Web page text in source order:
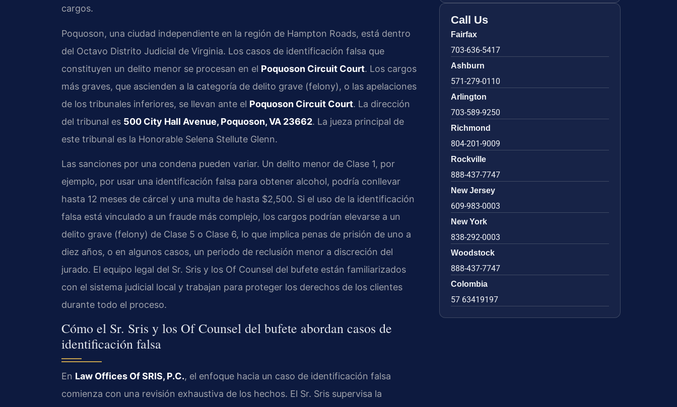
cargos.
Poquoson, una ciudad independiente en la región de Hampton Roads, está dentro
del Octavo Distrito Judicial de Virginia. Los casos de identificación falsa que
constituyen un delito menor se procesan en el Poquoson Circuit Court. Los cargos
más graves, que ascienden a la categoría de delito grave (felony), o las apelaciones
de los tribunales inferiores, se llevan ante el Poquoson Circuit Court. La dirección
del tribunal es 500 City Hall Avenue, Poquoson, VA 23662. La jueza principal de
este tribunal es la Honorable Selena Stellute Glenn.
Las sanciones por una condena pueden variar. Un delito menor de Clase 1, por
ejemplo, por usar una identificación falsa para obtener alcohol, podría conllevar
hasta 12 meses de cárcel y una multa de hasta $2,500. Si el uso de la identificación
falsa está vinculado a un fraude más complejo, los cargos podrían elevarse a un
delito grave (felony) de Clase 5 o Clase 6, lo que implica penas de prisión de uno a
diez años, o en algunos casos, un periodo de reclusión menor a discreción del
jurado. El equipo legal del Sr. Sris y los Of Counsel del bufete están familiarizados
con el sistema judicial local y trabajan para proteger los derechos de los clientes
durante todo el proceso.
Cómo el Sr. Sris y los Of Counsel del bufete abordan casos de
identificación falsa
En Law Offices Of SRIS, P.C., el enfoque hacia un caso de identificación falsa
comienza con una revisión exhaustiva de los hechos. El Sr. Sris supervisa la
Call Us
Fairfax
703-636-5417
Ashburn
571-279-0110
Arlington
703-589-9250
Richmond
804-201-9009
Rockville
888-437-7747
New Jersey
609-983-0003
New York
838-292-0003
Woodstock
888-437-7747
Colombia
57 63419197